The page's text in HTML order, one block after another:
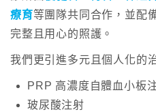
療育等團隊共同合作，並配
完整且用心的照護。
我們更引進多元且個人化的
PRP 高濃度自體血小板
玻尿酸注射